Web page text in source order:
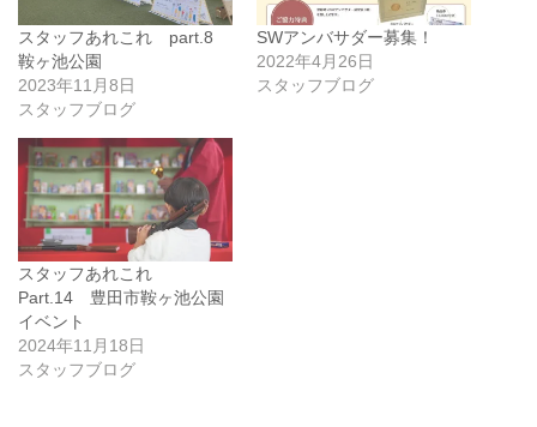
スタッフあれこれ part.8
鞍ヶ池公園
2023年11月8日
スタッフブログ
SWアンバサダー募集！
2022年4月26日
スタッフブログ
スタッフあれこれ
Part.14 豊田市鞍ヶ池公園
イベント
2024年11月18日
スタッフブログ